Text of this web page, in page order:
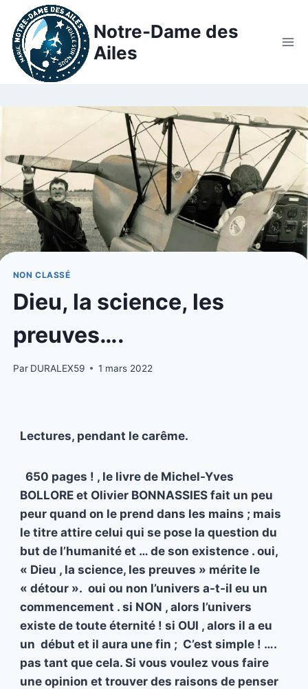
Notre-Dame des
Ailes
NON CLASSÉ
Dieu, la science, les
preuves….
Par DURALEX59 1 mars 2022
Lectures, pendant le carême.
650 pages ! , le livre de Michel-Yves
BOLLORE et Olivier BONNASSIES fait un peu
peur quand on le prend dans les mains ; mais
le titre attire celui qui se pose la question du
but de l’humanité et … de son existence . oui,
« Dieu , la science, les preuves » mérite le
« détour ». oui ou non l’univers a-t-il eu un
commencement . si NON , alors l’univers
existe de toute éternité ! si OUI , alors il a eu
un début et il aura une fin ; C’est simple ! ….
pas tant que cela. Si vous voulez vous faire
une opinion et trouver des raisons de penser